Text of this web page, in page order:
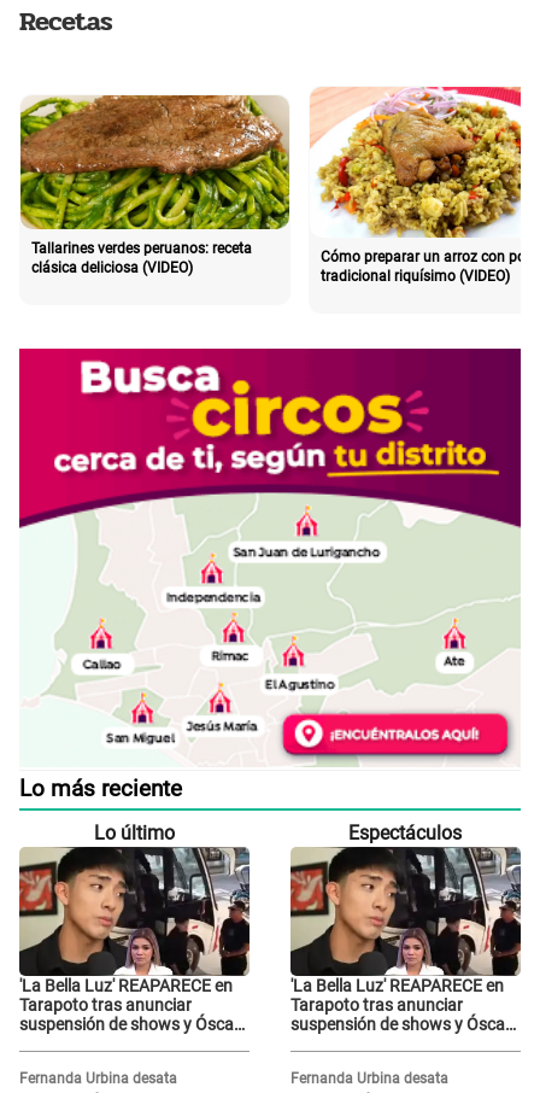
Recetas
Tallarines verdes peruanos: receta
clásica deliciosa (VIDEO)
Cómo preparar un arroz con pollo
tradicional riquísimo (VIDEO)
Lo más reciente
Lo último
'La Bella Luz' REAPARECE en
Tarapoto tras anunciar
suspensión de shows y Óscar
Fernanda Urbina desata
Espectáculos
'La Bella Luz' REAPARECE en
Tarapoto tras anunciar
suspensión de shows y Óscar
Fernanda Urbina desata